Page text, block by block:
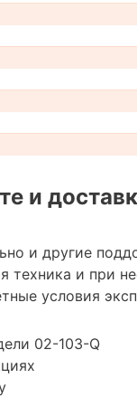
и
и другие
техника и при
условия
02-103-Q